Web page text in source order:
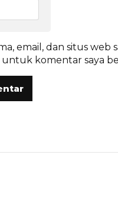
email, dan situs web
untuk komentar saya